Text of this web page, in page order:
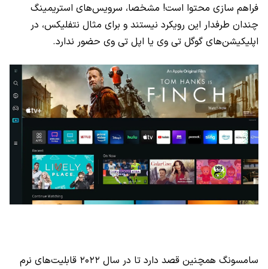
فراهم سازی محتوا است! مشخصا، سرویس‌های استریمینگ
چندان طرفدار این رویکرد نیستند و برای مثال نتفلیکس، در
اپلیکیشن‌های گوگل تی وی یا اپل تی وی حضور ندارد.
سامسونگ همچنین قصد دارد تا در سال ۲۰۲۲ قابلیت‌های نرم